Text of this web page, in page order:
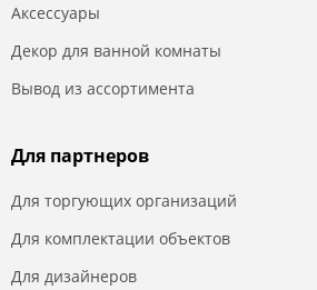
Аксессуары
Декор для ванной комнаты
Вывод из ассортимента
Для партнеров
Для торгующих организаций
Для комплектации объектов
Для дизайнеров